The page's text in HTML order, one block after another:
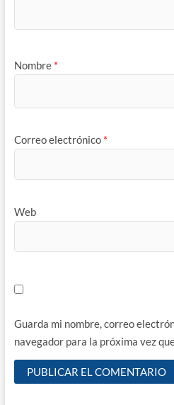
Nombre *
Correo electrónico *
Web
Guarda mi nombre, correo
navegador para la próxima vez